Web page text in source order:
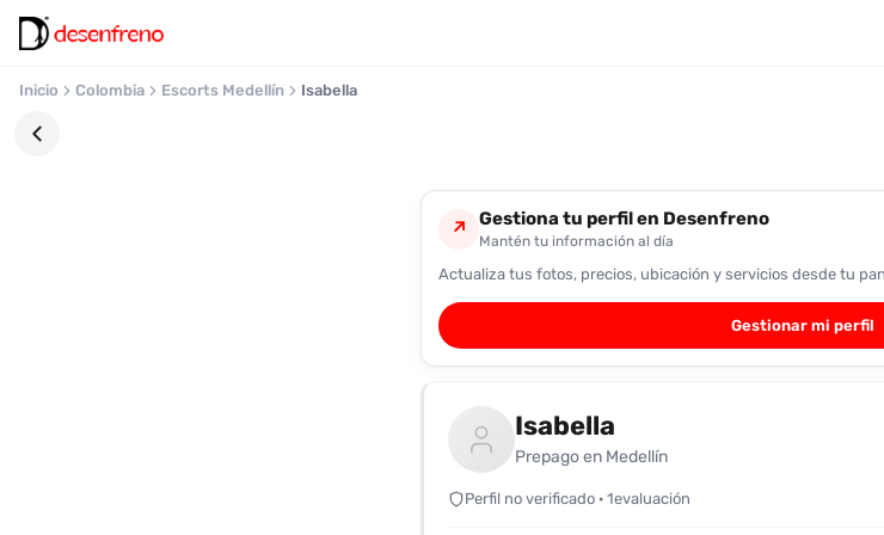
Inicio Colombia Escorts Medellín Isabella
↗ Gestiona tu perfil en Desenfreno
Mantén tu información al día
Actualiza tus fotos, precios, ubicación y servicios desde tu
Gestionar mi perfil
Isabella
Prepago en Medellín
Perfil no verificado · 1evaluación